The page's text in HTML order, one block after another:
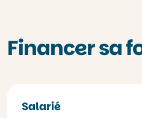
Financer sa
Salarié